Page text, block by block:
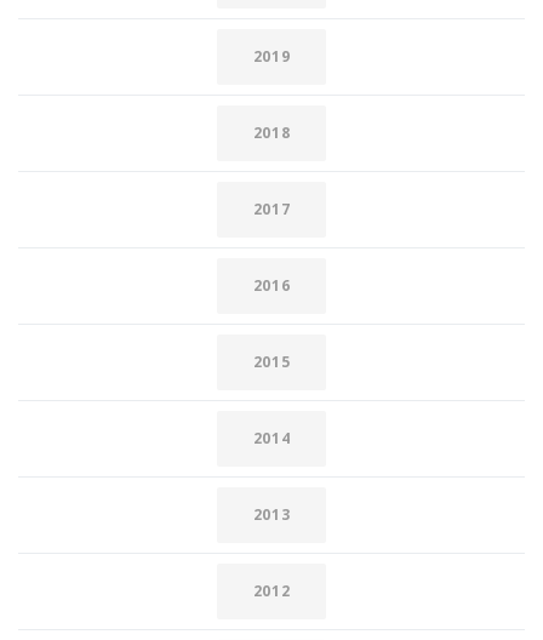
2019
2018
2017
2016
2015
2014
2013
2012